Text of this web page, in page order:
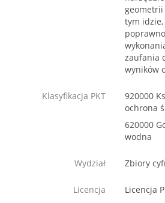
geometrii
tym
zaufania
wyników
Klasyfikacja PKT
920000
ochrona
620000
wodna
Wydział Zbiory
Licencja Licencja